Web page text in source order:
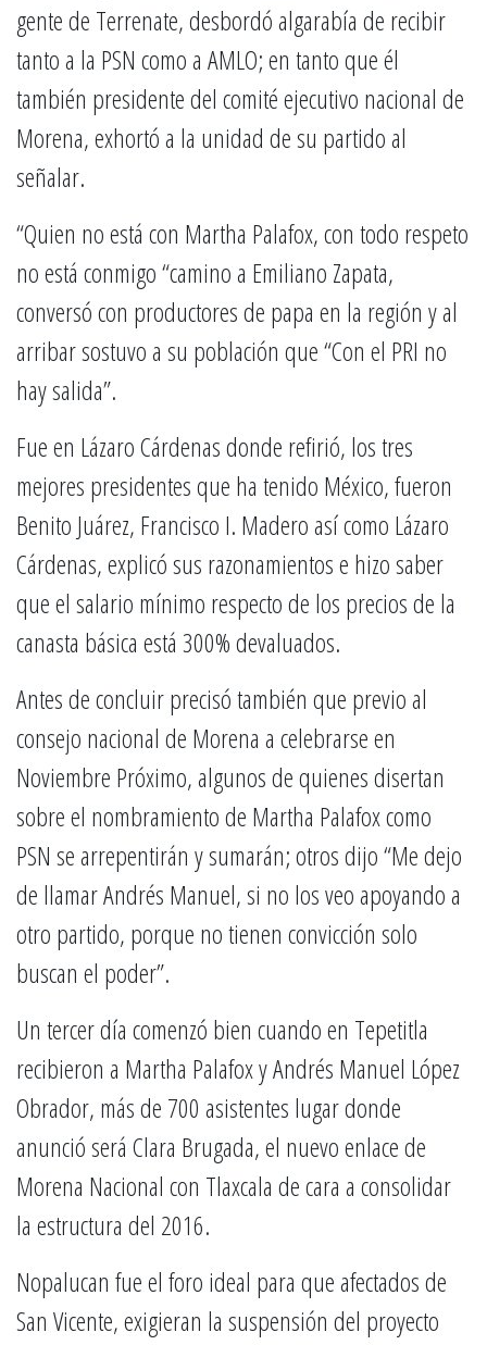
gente de Terrenate, desbordó algarabía de recibir
tanto a la PSN como a AMLO; en tanto que él
también presidente del comité ejecutivo nacional de
Morena, exhortó a la unidad de su partido al
señalar.
“Quien no está con Martha Palafox, con todo respeto
no está conmigo “camino a Emiliano Zapata,
conversó con productores de papa en la región y al
arribar sostuvo a su población que “Con el PRI no
hay salida”.
Fue en Lázaro Cárdenas donde refirió, los tres
mejores presidentes que ha tenido México, fueron
Benito Juárez, Francisco I. Madero así como Lázaro
Cárdenas, explicó sus razonamientos e hizo saber
que el salario mínimo respecto de los precios de la
canasta básica está 300% devaluados.
Antes de concluir precisó también que previo al
consejo nacional de Morena a celebrarse en
Noviembre Próximo, algunos de quienes disertan
sobre el nombramiento de Martha Palafox como
PSN se arrepentirán y sumarán; otros dijo “Me dejo
de llamar Andrés Manuel, si no los veo apoyando a
otro partido, porque no tienen convicción solo
buscan el poder”.
Un tercer día comenzó bien cuando en Tepetitla
recibieron a Martha Palafox y Andrés Manuel López
Obrador, más de 700 asistentes lugar donde
anunció será Clara Brugada, el nuevo enlace de
Morena Nacional con Tlaxcala de cara a consolidar
la estructura del 2016.
Nopalucan fue el foro ideal para que afectados de
San Vicente, exigieran la suspensión del proyecto